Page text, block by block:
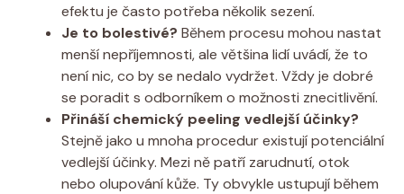
efektu je často potřeba několik sezení.
Je to bolestivé? Během procesu mohou nastat
menší nepříjemnosti, ale většina lidí uvádí, že to
není nic, co by se nedalo vydržet. Vždy je dobré
se poradit s odborníkem o možnosti znecitlivění.
Přináší chemický peeling vedlejší účinky?
Stejně jako u mnoha procedur existují potenciální
vedlejší účinky. Mezi ně patří zarudnutí, otok
nebo olupování kůže. Ty obvykle ustupují během